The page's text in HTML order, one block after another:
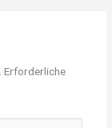
Erforderliche